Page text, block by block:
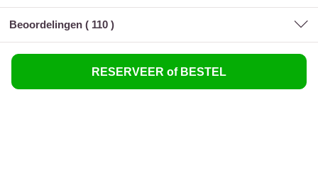
Beoordelingen ( 110 )
RESERVEER of BESTEL